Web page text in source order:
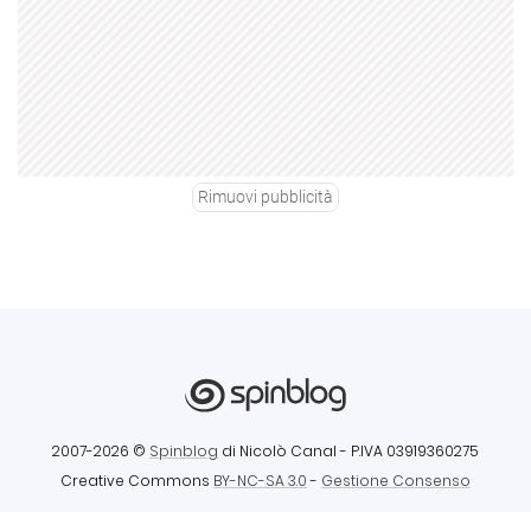
Rimuovi pubblicità
2007-2026 © Spinblog di Nicolò Canal - P.IVA 03919360275
Creative Commons BY-NC-SA 3.0- Gestione Consenso